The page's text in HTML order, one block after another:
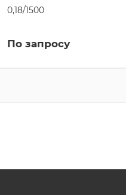
0,18/1500
По запросу